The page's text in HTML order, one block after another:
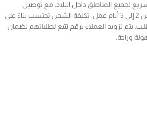
لجميع المناطق داخل البلاد، مع توصيل
الطلبات خلال مدة تتراوح بين 2 إلى 5 أيام عمل. تكلفة الشحن تحتسب بناءً على
يتم تزويد العملاء برقم تتبع لطلباتهم لضمان
وراحة.